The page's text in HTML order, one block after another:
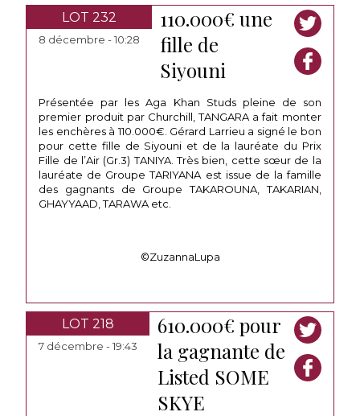
LOT 232
8 décembre - 10:28
110.000€ une
fille de
Siyouni
Présentée par les Aga Khan Studs pleine de son
premier produit par Churchill, TANGARA a fait monter
les enchères à 110.000€. Gérard Larrieu a signé le bon
pour cette fille de Siyouni et de la lauréate du Prix
Fille de l’Air (Gr.3) TANIYA. Très bien, cette sœur de la
lauréate de Groupe TARIYANA est issue de la famille
des gagnants de Groupe TAKAROUNA, TAKARIAN,
GHAYYAAD, TARAWA etc.
©ZuzannaLupa
LOT 218
7 décembre - 19:43
610.000€ pour
la gagnante de
Listed SOME
SKYE